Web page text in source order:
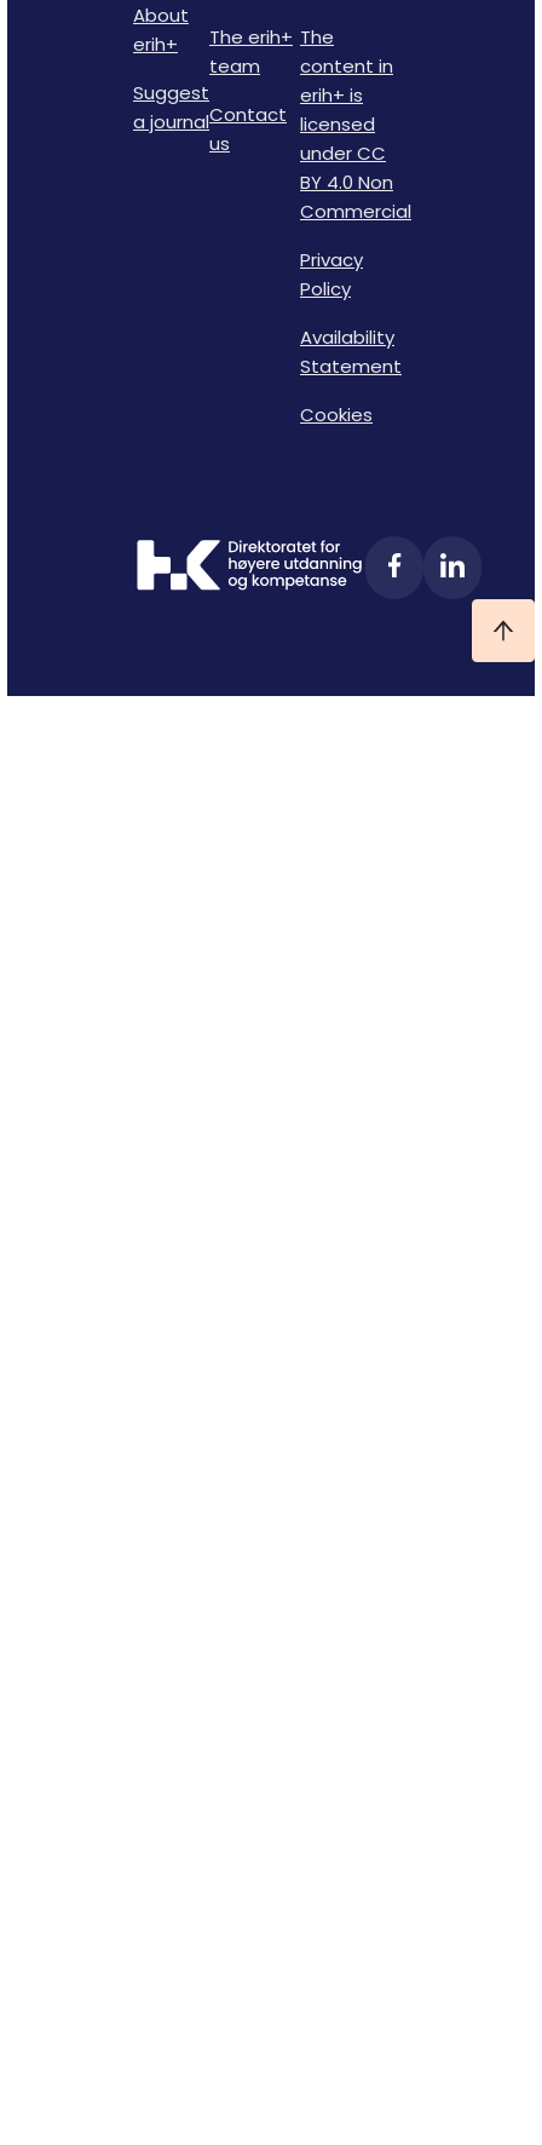
About
erih+
Suggest
a journal
The erih+
team
Contact
us
The
content in
erih+ is
licensed
under CC
BY 4.0 Non
Commercial
Privacy
Policy
Availability
Statement
Cookies